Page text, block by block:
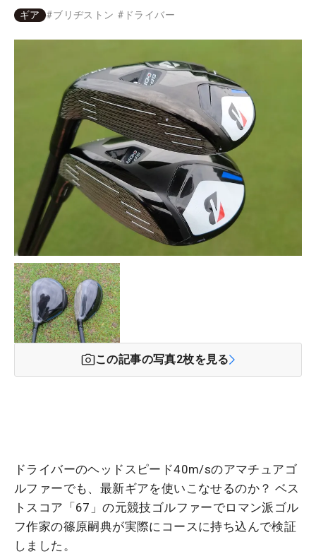
ギア #ブリヂストン # ドライバー
この記事の写真2枚を見る
ドライバーのヘッドスピード40m/sのアマチュアゴ
ルファーでも、最新ギアを使いこなせるのか？ ベス
トスコア「67」の元競技ゴルファーでロマン派ゴル
フ作家の篠原嗣典が実際にコースに持ち込んで検証
しました。